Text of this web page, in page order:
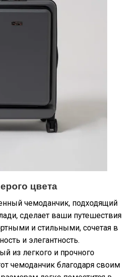
цвета
чемоданчик, подходящий
сделает ваши путешествия
и стильными, сочетая в
и элегантность.
из легкого и прочного
чемоданчик благодаря своим